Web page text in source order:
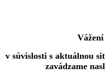
v súvislosti s aktuálnou
zavádzame